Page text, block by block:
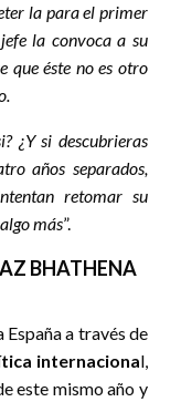
la para el primer
la convoca a su
que éste no es otro
¿Y si descubrieras
años separados,
retomar su
más”.
BHATHENA
España a través de
internacional,
este mismo año y